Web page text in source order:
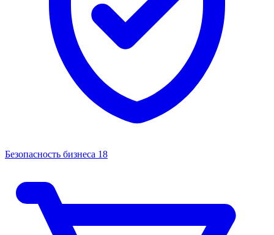
Безопасность бизнеса 18